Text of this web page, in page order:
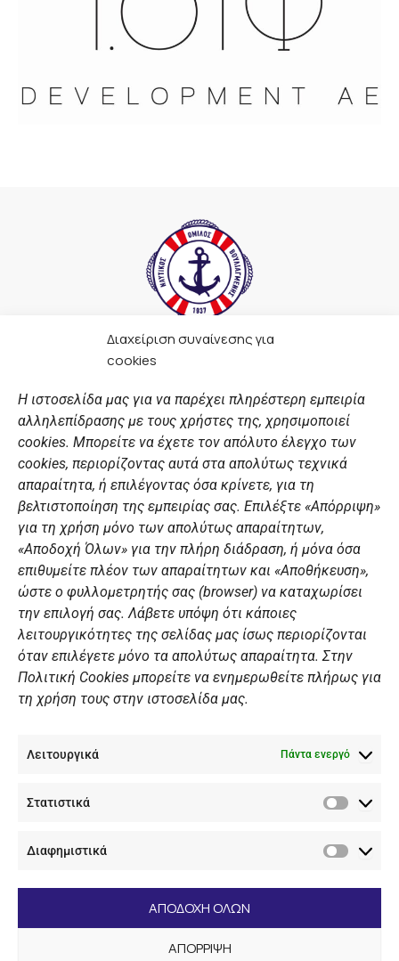
Διαχείριση συναίνεσης για
cookies
Η ιστοσελίδα μας για να παρέχει πληρέστερη εμπειρία
αλληλεπίδρασης με τους χρήστες της, χρησιμοποιεί
cookies. Μπορείτε να έχετε τον απόλυτο έλεγχο των
cookies, περιορίζοντας αυτά στα απολύτως τεχνικά
απαραίτητα, ή επιλέγοντας όσα κρίνετε, για τη
βελτιστοποίηση της εμπειρίας σας. Επιλέξτε «Απόρριψη»
για τη χρήση μόνο των απολύτως απαραίτητων,
«Αποδοχή Όλων» για την πλήρη διάδραση, ή μόνα όσα
επιθυμείτε πλέον των απαραίτητων και «Αποθήκευση»,
ώστε ο φυλλομετρητής σας (browser) να καταχωρίσει
την επιλογή σας. Λάβετε υπόψη ότι κάποιες
λειτουργικότητες της σελίδας μας ίσως περιορίζονται
όταν επιλέγετε μόνο τα απολύτως απαραίτητα. Στην
Πολιτική Cookies μπορείτε να ενημερωθείτε πλήρως για
τη χρήση τους στην ιστοσελίδα μας.
Λειτουργικά Πάντα ενεργό
Στατιστικά
Διαφημιστικά
ΑΠΟΔΟΧΗ ΟΛΩΝ
ΑΠΟΡΡΙΨΗ
F
a
e
b
o
o
k
t
a
g
r
a
m
t
u
b
e
n
k
e
d
i
n
ΣΎΝΔΕΣΜΟΙ
Αθλητικές σχολές
Διάπλους
Χορηγοί
Summer Camp
ΠΡΟΣΩΠΙΚΑ ΔΕΔΟΜΕΝΑ
Πολιτική Ιστοσελίδας
Πολιτική Cookies Iστοσελίδας
Γενική Πολιτική ΝΟΒ
Ενημέρωση Summer Camp
ΕΠΙΚΟΙΝΩΝΊΑ
+30 210 89 62 416
Ναυτικός Όμιλος Βουλιαγμένης Λαιμός Βουλιαγμένης